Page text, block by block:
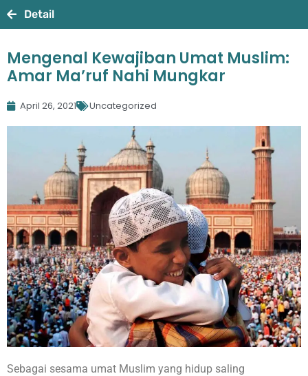
Detail
Mengenal Kewajiban Umat Muslim:
Amar Ma’ruf Nahi Mungkar
April 26, 2021 Uncategorized
Sebagai sesama umat Muslim yang hidup saling